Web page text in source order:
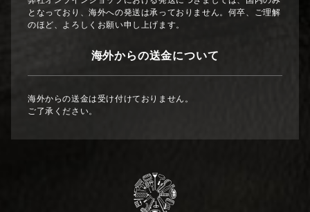
となっており、海外への発送は承っておりません。何卒、ご理解
のほど、よろしくお願い申し上げます。
海外からの送金について
海外からの送金は受け付けておりません。
ご了承ください。